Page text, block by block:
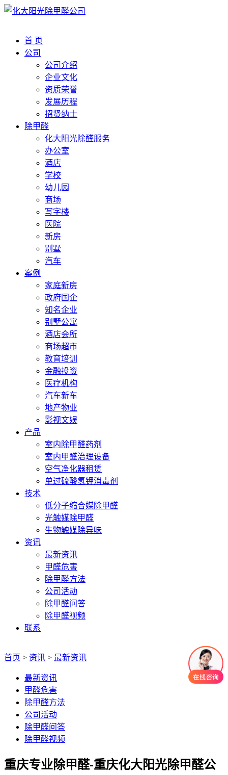
首 页
公司
公司介绍
企业文化
资质荣誉
发展历程
招贤纳士
除甲醛
化大阳光除醛服务
办公室
酒店
学校
幼儿园
商场
写字楼
医院
新房
别墅
汽车
案例
家庭新房
政府国企
知名企业
别墅公寓
酒店会所
商场超市
教育培训
金融投资
医疗机构
汽车新车
地产物业
影视文娱
产品
室内除甲醛药剂
室内甲醛治理设备
空气净化器租赁
单过硫酸氢钾消毒剂
技术
低分子缩合媒除甲醛
光触媒除甲醛
生物触媒除异味
资讯
最新资讯
甲醛危害
除甲醛方法
公司活动
除甲醛问答
除甲醛视频
联系
首页 > 资讯 > 最新资讯
最新资讯
甲醛危害
除甲醛方法
公司活动
除甲醛问答
除甲醛视频
重庆专业除甲醛-重庆化大阳光除甲醛公